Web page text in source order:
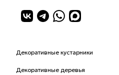
Декоративные кустарники
Декоративные деревья